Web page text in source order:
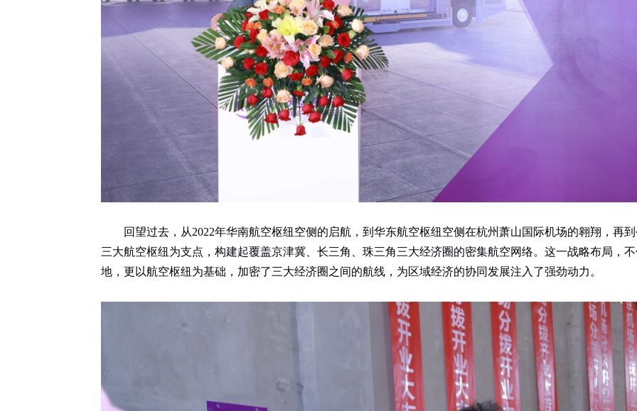
回望过去，从2022年华南航空枢纽空侧的启航，到华东航空枢纽空侧在杭州萧山国际机场的翱翔，再
三大航空枢纽为支点，构建起覆盖京津冀、长三角、珠三角三大经济圈的密集航空网络。这一战略布局，
地，更以航空枢纽为基础，加密了三大经济圈之间的航线，为区域经济的协同发展注入了强劲动力。